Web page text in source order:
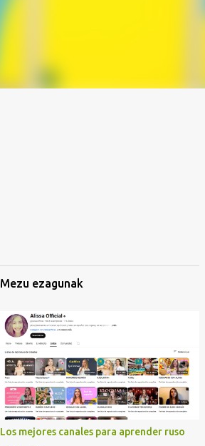
Mezu ezagunak
Los mejores canales para aprender ruso